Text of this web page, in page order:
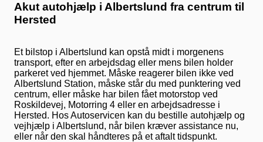
Akut autohjælp i Albertslund fra centrum til
Hersted
Et bilstop i Albertslund kan opstå midt i morgenens
transport, efter en arbejdsdag eller mens bilen holder
parkeret ved hjemmet. Måske reagerer bilen ikke ved
Albertslund Station, måske står du med punktering ved
centrum, eller måske har bilen fået motorstop ved
Roskildevej, Motorring 4 eller en arbejdsadresse i
Hersted. Hos Autoservicen kan du bestille autohjælp og
vejhjælp i Albertslund, når bilen kræver assistance nu,
eller når den skal håndteres på et aftalt tidspunkt.